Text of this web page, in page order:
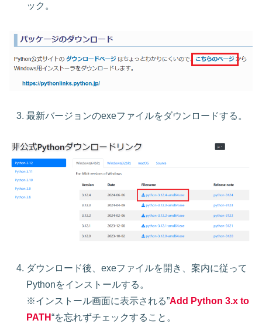
ック。
最新バージョンのexeファイルをダウンロードする。
ダウンロード後、exeファイルを開き、案内に従って
Pythonをインストールする。
※インストール画面に表示される”Add Python 3.x to
PATH“を忘れずチェックすること。